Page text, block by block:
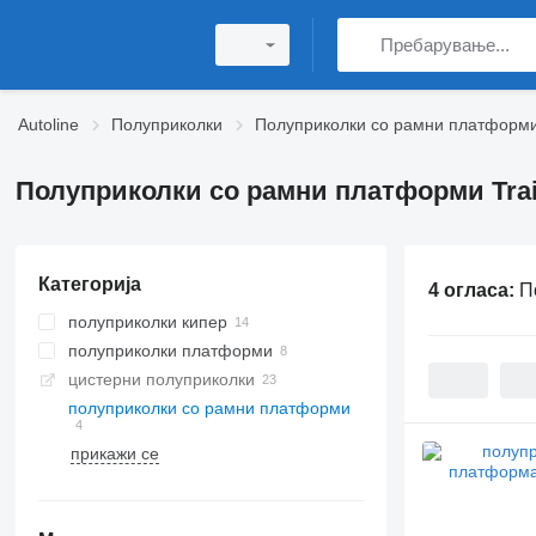
Autoline Полуприколки Полуприколки со рамни
Полуприколки со рамни платформи
Категорија
полуприколки кипер
полуприколки платформи
цистерни полуприколки
полуприколки со рамни платформи
прикажи се
4 огласа: